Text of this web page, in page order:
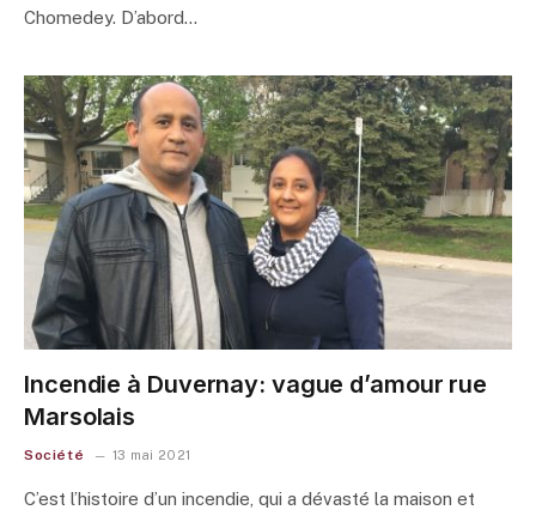
Chomedey. D’abord…
Incendie à Duvernay: vague d’amour rue
Marsolais
Société 13 mai 2021
C’est l’histoire d’un incendie, qui a dévasté la maison et